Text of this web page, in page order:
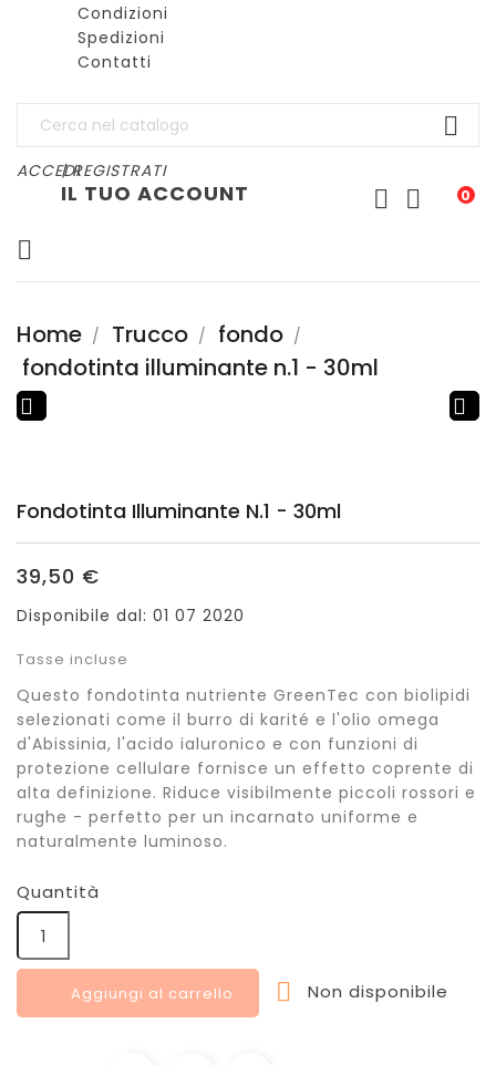
Condizioni
Spedizioni
Contatti

ACCEDI| REGISTRATI
0
IL TUO ACCOUNT 


Home Trucco
fondo
fondotinta illuminante n.1 - 30ml
 
Fondotinta Illuminante N.1 - 30ml
39,50 €
Disponibile dal: 01 07 2020
Tasse incluse
Questo fondotinta nutriente GreenTec con biolipidi
selezionati come il burro di karité e l'olio omega
d'Abissinia, l'acido ialuronico e con funzioni di
protezione cellulare fornisce un effetto coprente di
alta definizione. Riduce visibilmente piccoli rossori e
rughe - perfetto per un incarnato uniforme e
naturalmente luminoso.
Quantità
Aggiungi al carrello  Non disponibile